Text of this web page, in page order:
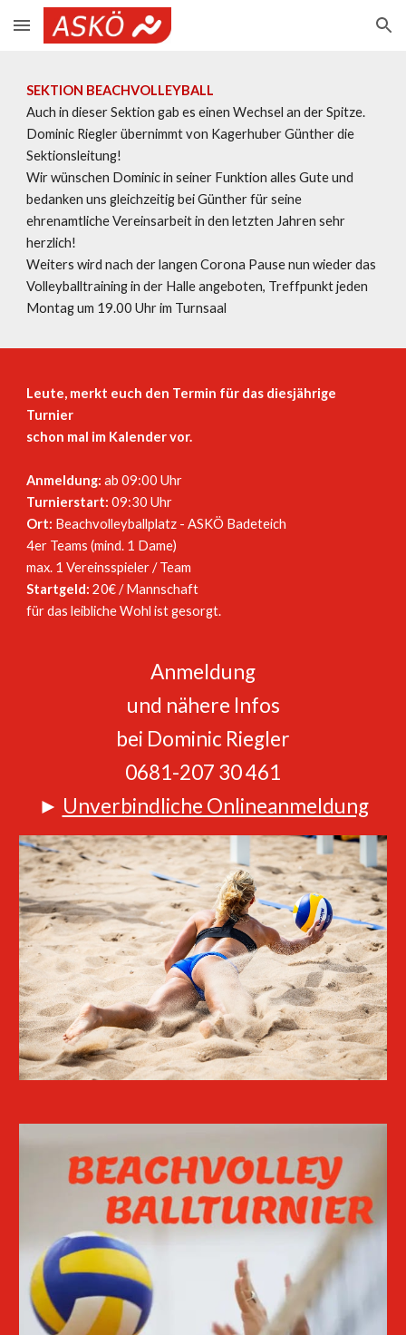
Skip to main content Skip to navigation
SEKTION BEACHVOLLEYBALL
Auch in dieser Sektion gab es einen Wechsel an der Spitze.
Dominic Riegler übernimmt von Kagerhuber Günther die
Sektionsleitung!
Wir wünschen Dominic in seiner Funktion alles Gute und
bedanken uns gleichzeitig bei Günther für seine
ehrenamtliche Vereinsarbeit in den letzten Jahren sehr
herzlich!
Weiters wird nach der langen Corona Pause nun wieder das
Volleyballtraining in der Halle angeboten, Treffpunkt jeden
Montag um 19.00 Uhr im Turnsaal
Leute, merkt euch den Termin für das diesjährige
Turnier
schon mal im Kalender vor.
Anmeldung: ab 09:00 Uhr
Turnierstart: 09:30 Uhr
Ort: Beachvolleyballplatz - ASKÖ Badeteich
4er Teams (mind. 1 Dame)
max. 1 Vereinsspieler / Team
Startgeld: 20€ / Mannschaft
für das leibliche Wohl ist gesorgt.
Anmeldung
und nähere Infos
bei Dominic Riegler
0681-207 30 461
► Unverbindliche Onlineanmeldung